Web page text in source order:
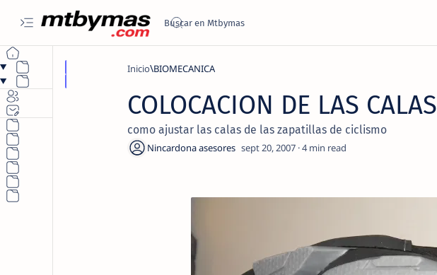
Inicio BIOMECANICA
COLOCACION DE LAS CALAS
como ajustar las calas de las zapatillas de ciclismo
4